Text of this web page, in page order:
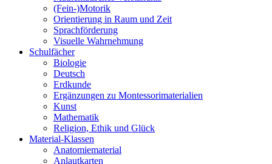
(Fein-)Motorik
Orientierung in Raum und Zeit
Sprachförderung
Visuelle Wahrnehmung
Schulfächer
Biologie
Deutsch
Erdkunde
Ergänzungen zu Montessorimaterialien
Kunst
Mathematik
Religion, Ethik und Glück
Material-Klassen
Anatomiematerial
Anlautkarten